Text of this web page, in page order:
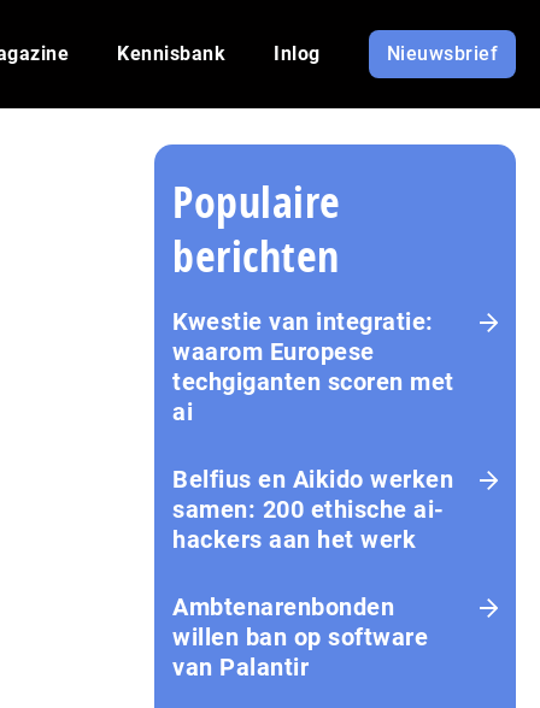
Kennisbank Inlog Nieuwsbrief
Populaire
berichten
Kwestie van integratie:
waarom Europese
techgiganten scoren met
ai
Belfius en Aikido werken
samen: 200 ethische ai-
hackers aan het werk
Amb­te­na­ren­bon­den
willen ban op software
van Palantir